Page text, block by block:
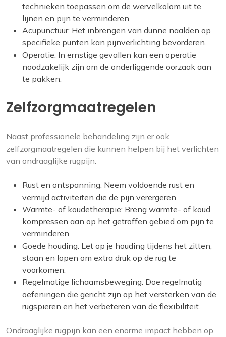
technieken toepassen om de wervelkolom uit te
lijnen en pijn te verminderen.
Acupunctuur: Het inbrengen van dunne naalden op
specifieke punten kan pijnverlichting bevorderen.
Operatie: In ernstige gevallen kan een operatie
noodzakelijk zijn om de onderliggende oorzaak aan
te pakken.
Zelfzorgmaatregelen
Naast professionele behandeling zijn er ook
zelfzorgmaatregelen die kunnen helpen bij het verlichten
van ondraaglijke rugpijn:
Rust en ontspanning: Neem voldoende rust en
vermijd activiteiten die de pijn verergeren.
Warmte- of koudetherapie: Breng warmte- of koud
kompressen aan op het getroffen gebied om pijn te
verminderen.
Goede houding: Let op je houding tijdens het zitten,
staan en lopen om extra druk op de rug te
voorkomen.
Regelmatige lichaamsbeweging: Doe regelmatig
oefeningen die gericht zijn op het versterken van de
rugspieren en het verbeteren van de flexibiliteit.
Ondraaglijke rugpijn kan een enorme impact hebben op